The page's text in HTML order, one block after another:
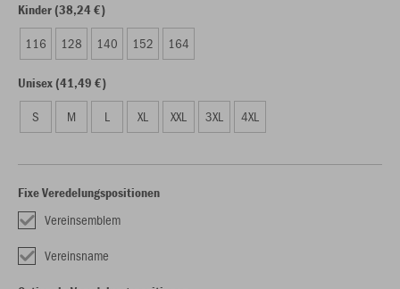
Kinder (38,24 €)
116 128 140 152 164
Unisex (41,49 €)
S M L XL XXL 3XL 4XL
Fixe Veredelungspositionen
Vereinsemblem
Vereinsname